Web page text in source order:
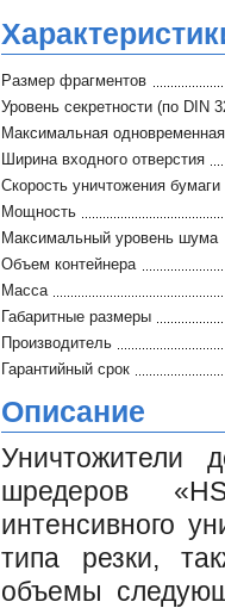
Размер фрагментов
Уровень секретности (по DIN
Максимальная одновременная
Ширина входного отверстия
Скорость уничтожения бумаги
Мощность
Максимальный уровень шума
Объем контейнера
Масса
Габаритные размеры
Производитель
Гарантийный срок
Описание
Уничтожители
шредеров
интенсивного
типа резки,
объемы